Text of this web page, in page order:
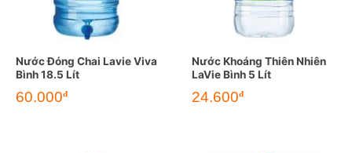
Nước Đóng Chai Lavie Viva
Bình 18.5 Lít
60.000đ
Nước Khoáng Thiên Nhiên
LaVie Bình 5 Lít
24.600đ